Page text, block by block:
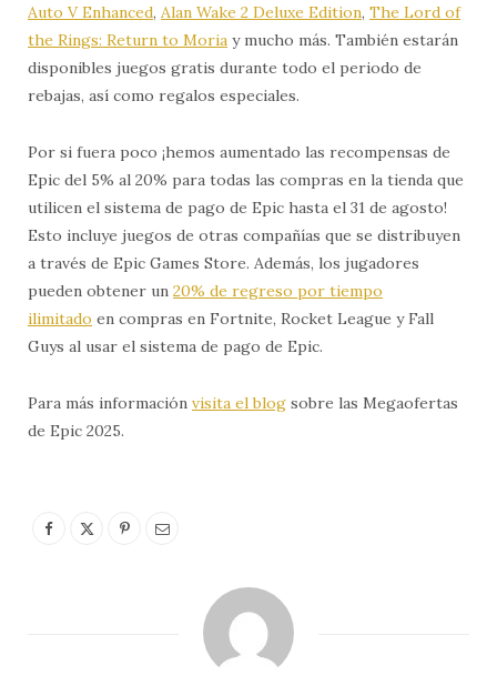
Auto V Enhanced, Alan Wake 2 Deluxe Edition, The Lord of
the Rings: Return to Moria y mucho más. También estarán
disponibles juegos gratis durante todo el periodo de
rebajas, así como regalos especiales.
Por si fuera poco ¡hemos aumentado las recompensas de
Epic del 5% al 20% para todas las compras en la tienda que
utilicen el sistema de pago de Epic hasta el 31 de agosto!
Esto incluye juegos de otras compañías que se distribuyen
a través de Epic Games Store. Además, los jugadores
pueden obtener un 20% de regreso por tiempo
ilimitado en compras en Fortnite, Rocket League y Fall
Guys al usar el sistema de pago de Epic.
Para más información visita el blog sobre las Megaofertas
de Epic 2025.